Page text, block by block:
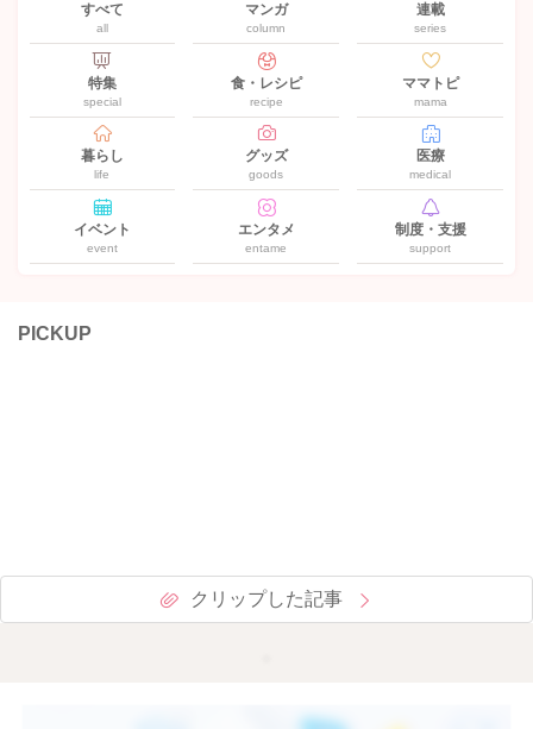
すべて
all
マンガ
column
連載
series
特集
special
食・レシピ
recipe
ママトピ
mama
暮らし
life
グッズ
goods
医療
medical
イベント
event
エンタメ
entame
制度・支援
support
PICKUP
クリップした記事